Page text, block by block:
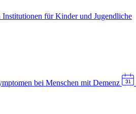
für Kinder und Jugendliche
bei Menschen mit Demenz